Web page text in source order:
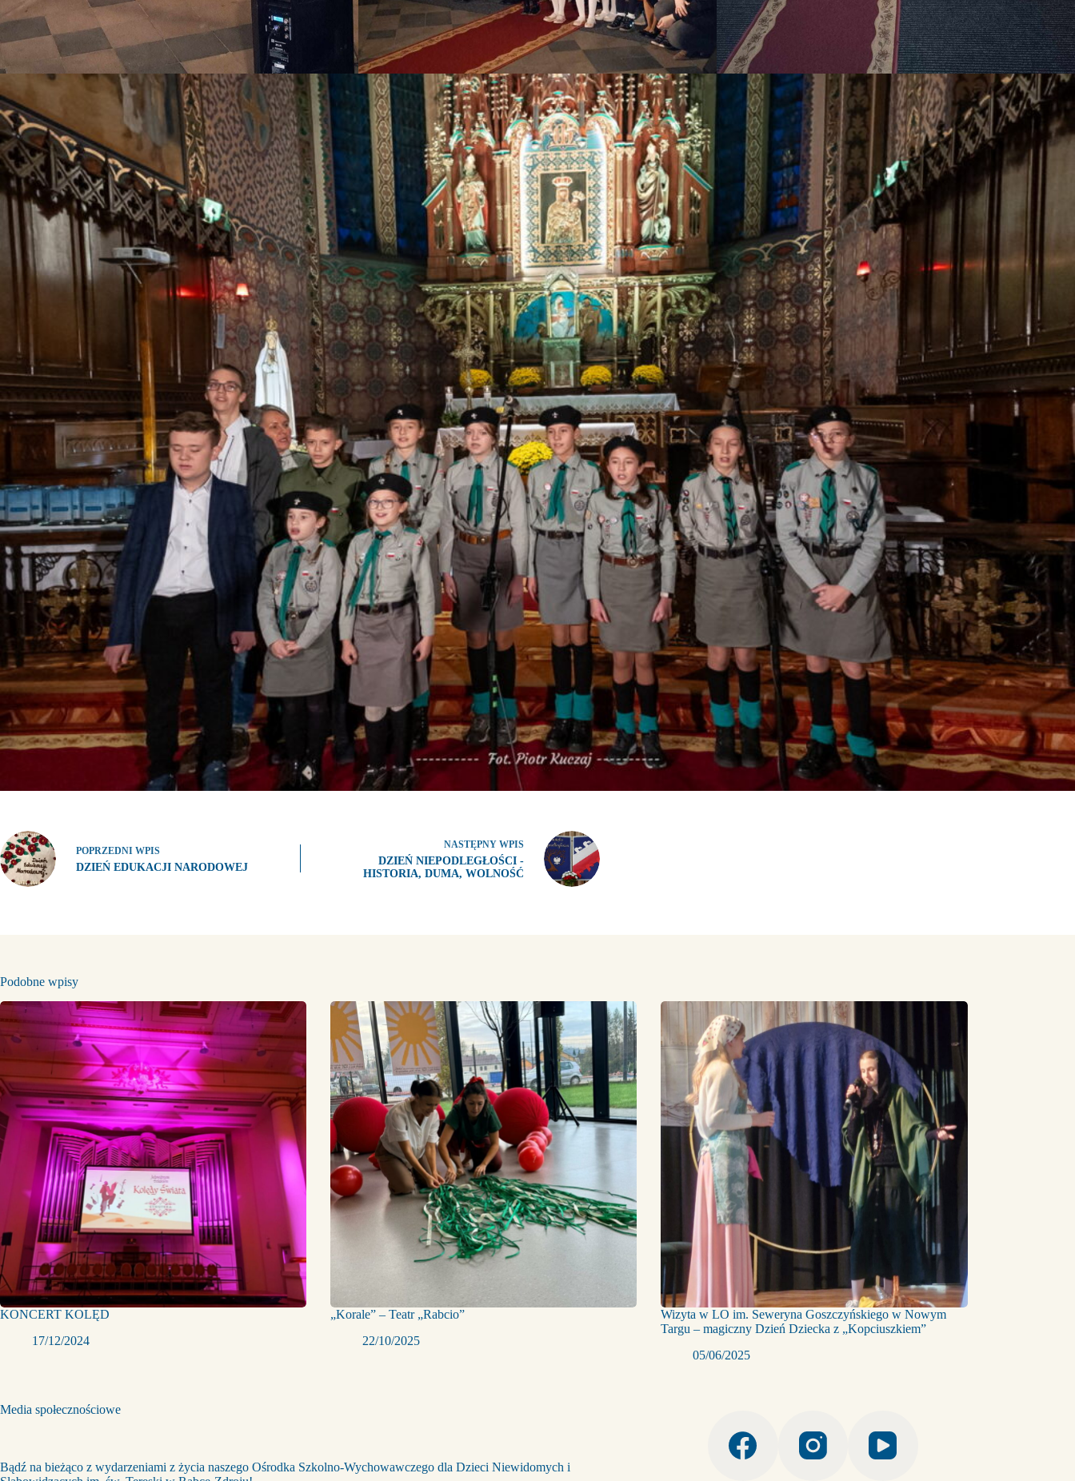
POPRZEDNI WPIS
DZIEŃ EDUKACJI NARODOWEJ
NASTĘPNY WPIS
DZIEŃ NIEPODLEGŁOŚCI -
HISTORIA, DUMA, WOLNOŚĆ
Podobne wpisy
KONCERT KOLĘD
17/12/2024
„Korale” – Teatr „Rabcio”
22/10/2025
Wizyta w LO im. Seweryna Goszczyńskiego w Nowym
Targu – magiczny Dzień Dziecka z „Kopciuszkiem”
05/06/2025
Media społecznościowe
Bądź na bieżąco z wydarzeniami z życia naszego Ośrodka Szkolno-Wychowawczego dla Dzieci Niewidomych i